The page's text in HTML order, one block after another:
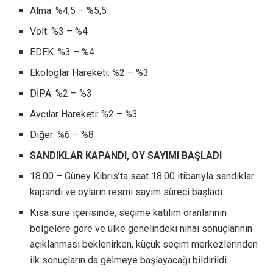
Alma: %4,5 – %5,5
Volt: %3 – %4
EDEK: %3 – %4
Ekologlar Hareketi: %2 – %3
DİPA: %2 – %3
Avcılar Hareketi: %2 – %3
Diğer: %6 – %8
SANDIKLAR KAPANDI, OY SAYIMI BAŞLADI
18.00 – Güney Kıbrıs’ta saat 18.00 itibarıyla sandıklar
kapandı ve oyların resmi sayım süreci başladı.
Kısa süre içerisinde, seçime katılım oranlarının
bölgelere göre ve ülke genelindeki nihai sonuçlarının
açıklanması beklenirken, küçük seçim merkezlerinden
ilk sonuçların da gelmeye başlayacağı bildirildi.